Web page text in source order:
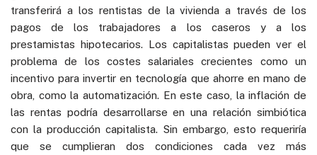
transferirá a los rentistas de la vivienda a través de los
pagos de los trabajadores a los caseros y a los
prestamistas hipotecarios. Los capitalistas pueden ver el
problema de los costes salariales crecientes como un
incentivo para invertir en tecnología que ahorre en mano de
obra, como la automatización. En este caso, la inflación de
las rentas podría desarrollarse en una relación simbiótica
con la producción capitalista. Sin embargo, esto requeriría
que se cumplieran dos condiciones cada vez más